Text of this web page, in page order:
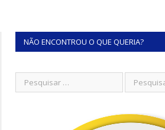
NÃO ENCONTROU O QUE QUERIA?